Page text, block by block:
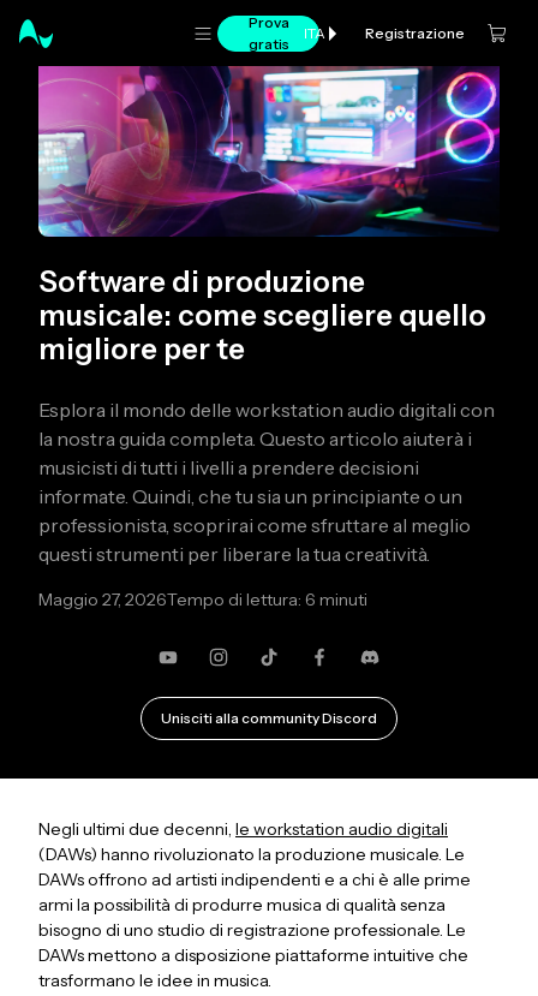
Prova
gratis
ITA Registrazione
Software di produzione
musicale: come scegliere quello
migliore per te
Esplora il mondo delle workstation audio digitali con
la nostra guida completa. Questo articolo aiuterà i
musicisti di tutti i livelli a prendere decisioni
informate. Quindi, che tu sia un principiante o un
professionista, scoprirai come sfruttare al meglio
questi strumenti per liberare la tua creatività.
Maggio 27, 2026Tempo di lettura: 6 minuti
YouTubeInstagram
TikTokFacebook
Discordia
Unisciti alla community Discord
Negli ultimi due decenni, le workstation audio digitali
(DAWs) hanno rivoluzionato la produzione musicale. Le
DAWs offrono ad artisti indipendenti e a chi è alle prime
armi la possibilità di produrre musica di qualità senza
bisogno di uno studio di registrazione professionale. Le
DAWs mettono a disposizione piattaforme intuitive che
trasformano le idee in musica.